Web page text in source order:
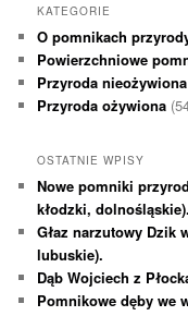
KATEGORIE
O pomnikach
Powierzchniowe
Przyroda nieożywiona
Przyroda ożywiona
OSTATNIE WPISY
Nowe pomniki
kłodzki, dolnośląskie).
Głaz narzutowy Dzik
lubuskie).
Dąb Wojciech z
Pomnikowe dęby we